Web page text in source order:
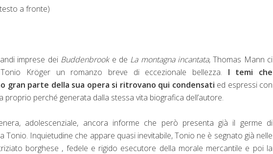
a fronte)
imprese dei Buddenbrook e de La montagna incantata, Thomas Mann ci
Kröger un romanzo breve di eccezionale bellezza. I temi che
gran parte della sua opera si ritrovano qui condensati ed espressi con
perché generata dalla stessa vita biografica dell’autore.
adolescenziale, ancora informe che però presenta già il germe di
Tonio. Inquietudine che appare quasi inevitabile, Tonio ne è segnato già nelle
borghese , fedele e rigido esecutore della morale mercantile e poi la